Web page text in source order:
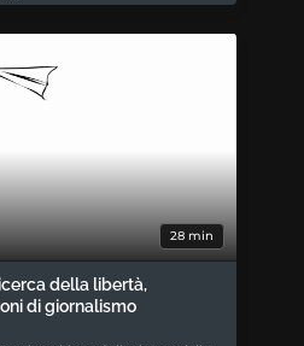
28 min
della libertà,
di giornalismo